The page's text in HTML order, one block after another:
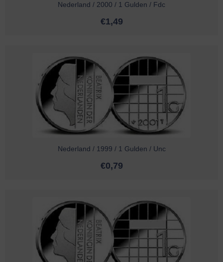
Nederland / 2000 / 1 Gulden / Fdc
€1,49
Nederland / 1999 / 1 Gulden / Unc
€0,79